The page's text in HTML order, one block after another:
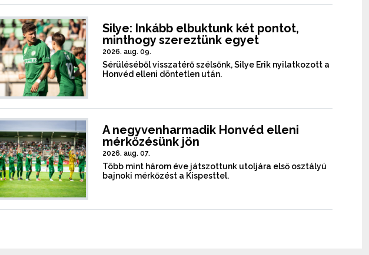
Silye: Inkább elbuktunk két pontot,
minthogy szereztünk egyet
2026. aug. 09.
Sérüléséből visszatérő szélsőnk, Silye Erik nyilatkozott a
Honvéd elleni döntetlen után.
A negyvenharmadik Honvéd elleni
mérkőzésünk jön
2026. aug. 07.
Több mint három éve játszottunk utoljára első osztályú
bajnoki mérkőzést a Kispesttel.